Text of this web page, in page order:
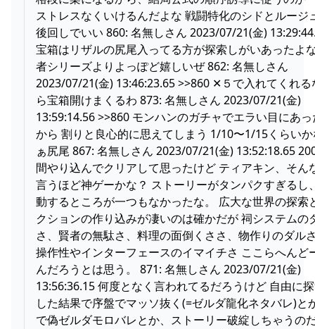
ストレスなくいけるんだよな 戦闘特化のシドとルージ
後回しでいい 860: 名無しさん 2023/07/21(金)
宝箱はリザルの尻尾入ってる方が探索しがいあったよ
者シリーズよりよっぽど嬉しいぜ 862: 名無しさん
2023/07/21(金) 13:46:23.65 >>860 ✕５で入れてくれる
ら宝箱開けまくるわ 873: 名無しさん 2023/07/21(金)
13:59:14.56 >>860 モンハンのガチャでエラい目にあっ
から 割りと良心的に思えてしまう 1/10〜1/15くらい
ぁ尻尾 867: 名無しさん 2023/07/21(金) 13:52:18.65
間やり込んでクリアして思ったけど ティアキン、そん
言うほど神ゲーかな？ ストーリーがタンパクすぎるし
動するところが一つもなかったな。 広大な世界の探索
クションの作り込みが凄いのは確かだが 祠システムの
さ、賢者の無駄さ、料理の面倒くささ、物作りのダル
操作性やインターフェースのイマイチさ ここらへんど
んだろうとは思う。 871: 名無しさん 2023/07/21(金)
13:56:36.15 何度となく言われてるだろうけど 自由に
した結果で序盤でマッソ抜く(=ゼルダ龍化ネタバレ)と
で偽ゼルダモロバレとか、ストーリー破綻しちゃうの